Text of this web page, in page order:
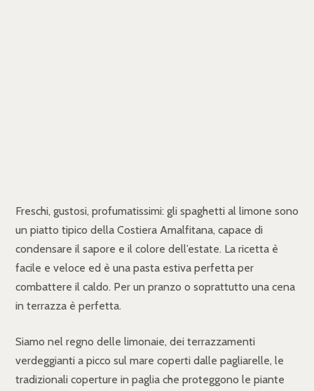
Freschi, gustosi, profumatissimi: gli spaghetti al limone sono
un piatto tipico della Costiera Amalfitana, capace di
condensare il sapore e il colore dell’estate. La ricetta è
facile e veloce ed è una pasta estiva perfetta per
combattere il caldo. Per un pranzo o soprattutto una cena
in terrazza è perfetta.
Siamo nel regno delle limonaie, dei terrazzamenti
verdeggianti a picco sul mare coperti dalle pagliarelle, le
tradizionali coperture in paglia che proteggono le piante